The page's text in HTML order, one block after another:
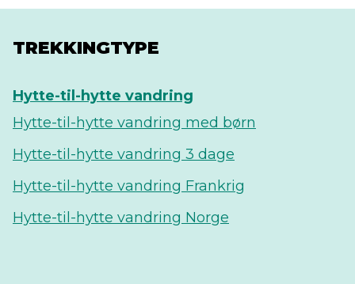
TREKKINGTYPE
Hytte-til-hytte vandring
Hytte-til-hytte vandring med børn
Hytte-til-hytte vandring 3 dage
Hytte-til-hytte vandring Frankrig
Hytte-til-hytte vandring Norge